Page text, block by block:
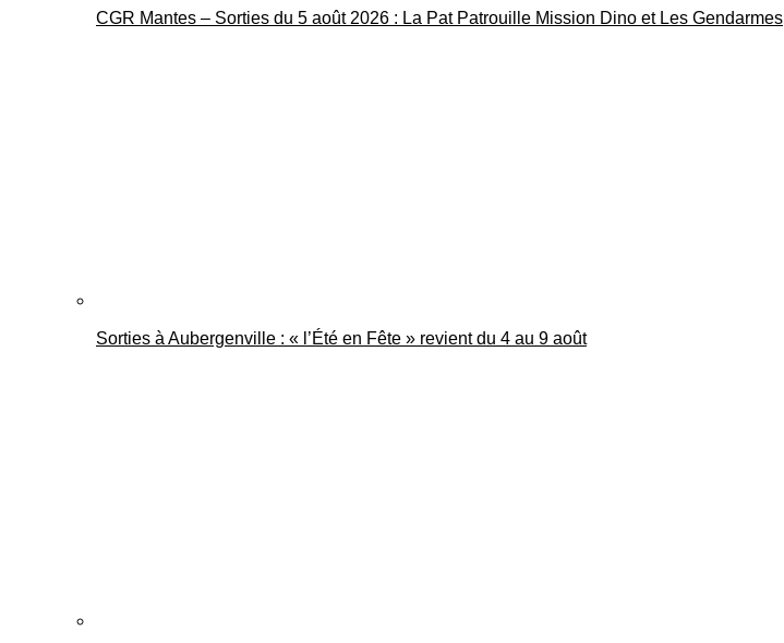
CGR Mantes – Sorties du 5 août 2026 : La Pat Patrouille Mission Dino et Les Gendarmes
Sorties à Aubergenville : « l’Été en Fête » revient du 4 au 9 août